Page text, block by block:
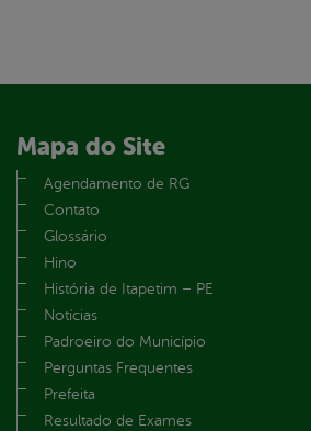
Mapa do Site
Agendamento de RG
Contato
Glossário
Hino
História de Itapetim – PE
Notícias
Padroeiro do Município
Perguntas Frequentes
Prefeita
Resultado de Exames